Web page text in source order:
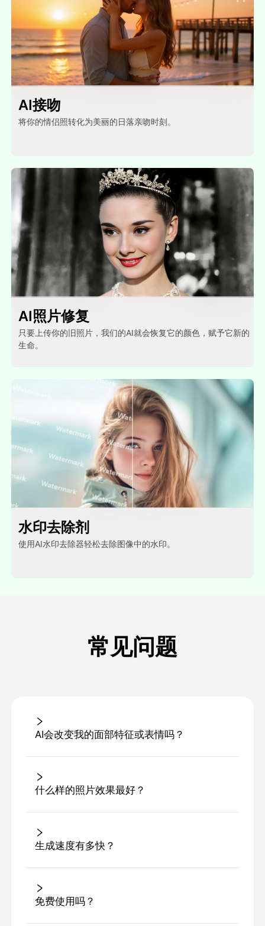
AI接吻
将你的情侣照转化为美丽的日落亲吻时刻。
AI照片修复
只要上传你的旧照片，我们的AI就会恢复它的颜色，赋予它新的
生命。
水印去除剂
使用AI水印去除器轻松去除图像中的水印。
常见问题
AI会改变我的面部特征或表情吗？
什么样的照片效果最好？
生成速度有多快？
免费使用吗？